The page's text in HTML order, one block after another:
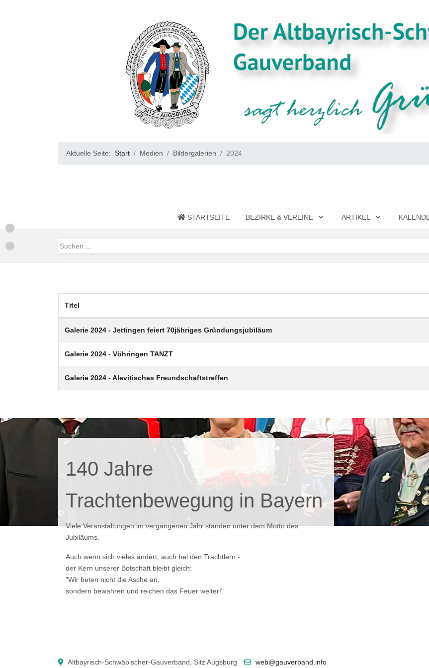
Aktuelle Seite: Start Medien Bildergalerien 2024
STARTSEITE BEZIRKE & VEREINE ARTIKEL
Titel
Galerie 2024 - Jettingen feiert 70jähriges Gründungsjubiläum
Galerie 2024 - Vöhringen TANZT
Galerie 2024 - Alevitisches Freundschaftstreffen
140 Jahre
Trachtenbewegung in Bayern
Viele Veranstaltungen im vergangenen Jahr standen unter dem Motto des
Jubiläums.
Auch wenn sich vieles ändert, auch bei den Trachtlern -
der Kern unserer Botschaft bleibt gleich:
"Wir beten nicht die Asche an,
sondern bewahren und reichen das Feuer weiter!"
Altbayrisch-Schwäbischer-Gauverband, Sitz Augsburg web@gauverband.info